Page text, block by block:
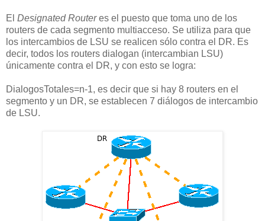
El Designated Routeres el puesto que toma uno de los
routers de cada segmento multiacceso. Se utiliza para que
los intercambios de LSU se realicen sólo contra el DR. Es
decir, todos los routers dialogan (intercambian LSU)
únicamente contra el DR, y con esto se logra:
DialogosTotales=n-1, es decir que si hay 8 routers en el
segmento y un DR, se establecen 7 diálogos de intercambio
de LSU.